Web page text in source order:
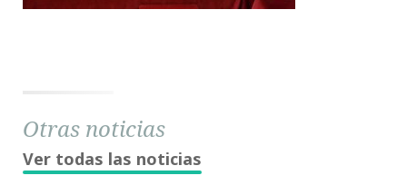
Otras noticias
Ver todas las noticias